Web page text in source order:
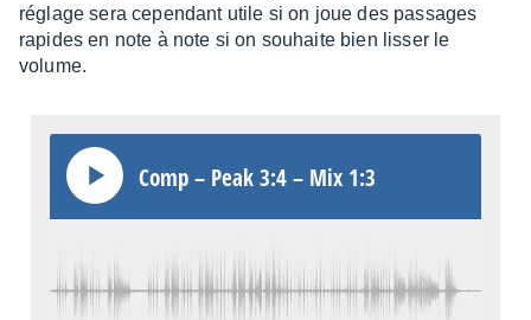
réglage sera cepen­dant utile si on joue des passages
rapides en note à note si on souhaite bien lisser le
volume.
Comp – Peak 3:4 – Mix 1:3